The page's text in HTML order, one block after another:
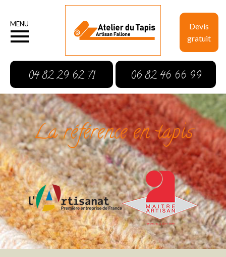
Devis
gratuit
MENU
04 82 29 62 71 06 82 46 66 99
La référence en tapis